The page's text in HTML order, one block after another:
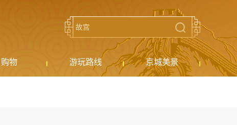
购物 游玩路线 京城美景